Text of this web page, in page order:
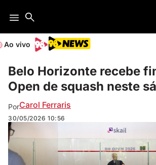
Ao vivo
Belo Horizonte recebe
Open de squash neste
PorCarol Ferraris
30/05/2026 10:56